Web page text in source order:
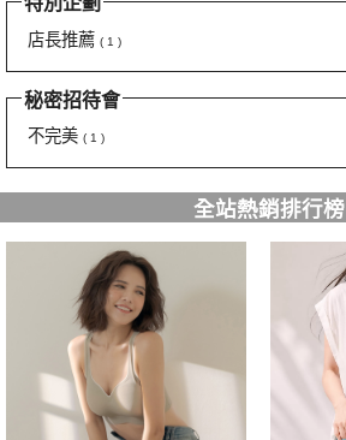
店長推薦 ( 1 )
秘密招待會
不完美 ( 1 )
全站熱銷排行榜